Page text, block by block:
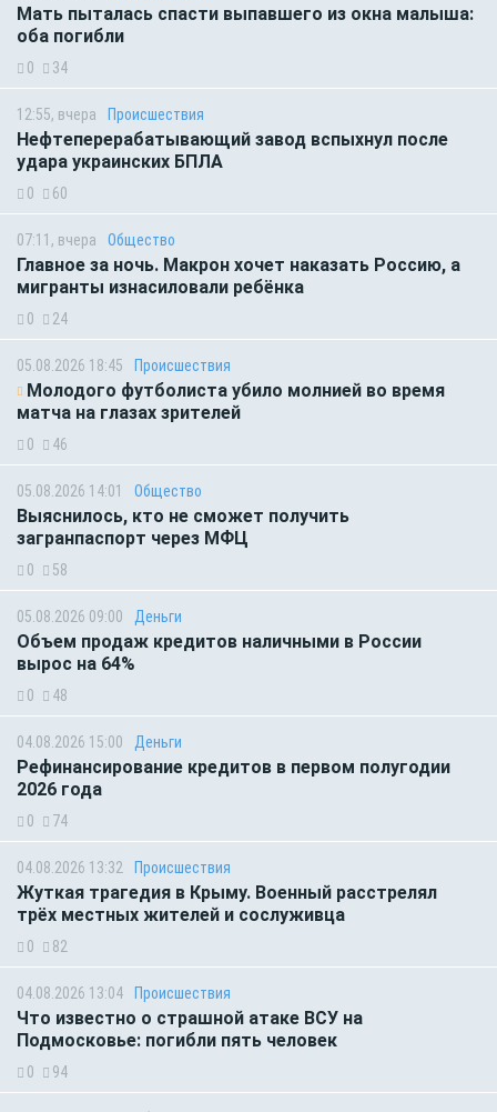
Мать пыталась спасти выпавшего из окна малыша:
оба погибли
0 34
12:55, вчера Происшествия
Нефтеперерабатывающий завод вспыхнул после
удара украинских БПЛА
0 60
07:11, вчера Общество
Главное за ночь. Макрон хочет наказать Россию, а
мигранты изнасиловали ребёнка
0 24
05.08.2026 18:45 Происшествия
Молодого футболиста убило молнией во время
матча на глазах зрителей
0 46
05.08.2026 14:01 Общество
Выяснилось, кто не сможет получить
загранпаспорт через МФЦ
0 58
05.08.2026 09:00 Деньги
Объем продаж кредитов наличными в России
вырос на 64%
0 48
04.08.2026 15:00 Деньги
Рефинансирование кредитов в первом полугодии
2026 года
0 74
04.08.2026 13:32 Происшествия
Жуткая трагедия в Крыму. Военный расстрелял
трёх местных жителей и сослуживца
0 82
04.08.2026 13:04 Происшествия
Что известно о страшной атаке ВСУ на
Подмосковье: погибли пять человек
0 94